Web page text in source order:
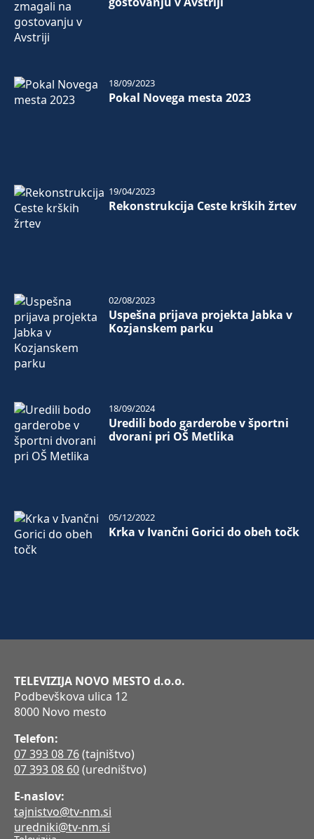
Pokal Novega mesta 2023
18/09/2023
Rekonstrukcija Ceste krških žrtev
19/04/2023
Uspešna prijava projekta Jabka v
Kozjanskem parku
02/08/2023
Uredili bodo garderobe v športni
dvorani pri OŠ Metlika
18/09/2024
Krka v Ivančni Gorici do obeh točk
05/12/2022
TELEVIZIJA NOVO MESTO d.o.o.
Podbevškova ulica 12
8000 Novo mesto
Telefon:
07 393 08 76(tajništvo)
07 393 08 60(uredništvo)
E-naslov:
tajnistvo@tv-nm.si
uredniki@tv-nm.si